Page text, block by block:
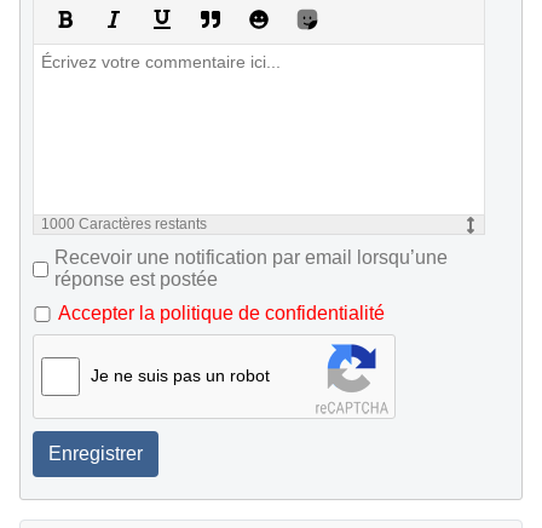
1000 Caractères restants
Recevoir une notification par email lorsqu’une
réponse est postée
Accepter la politique de confidentialité
Je ne suis pas un robot
Enregistrer